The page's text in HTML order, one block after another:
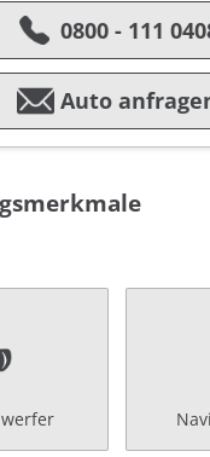
0800 - 111
Auto